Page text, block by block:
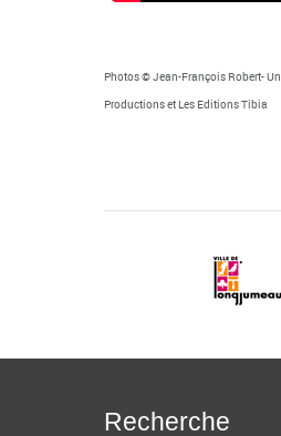
Photos © Jean-François Robert-
Productions et Les Editions Tibia
Recherche